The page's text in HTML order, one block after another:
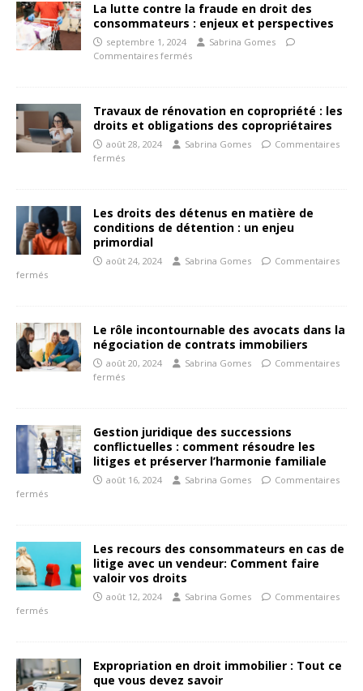
La lutte contre la fraude en droit des
consommateurs : enjeux et perspectives
septembre 1, 2024
Sabrina Gomes
Commentaires fermés
Travaux de rénovation en copropriété : les
droits et obligations des copropriétaires
août 28, 2024 Sabrina Gomes
Commentaires
fermés
Les droits des détenus en matière de
conditions de détention : un enjeu
primordial
août 24, 2024 Sabrina Gomes
Commentaires
fermés
Le rôle incontournable des avocats dans la
négociation de contrats immobiliers
août 20, 2024 Sabrina Gomes
Commentaires
fermés
Gestion juridique des successions
conflictuelles : comment résoudre les
litiges et préserver l’harmonie familiale
août 16, 2024 Sabrina Gomes
Commentaires
fermés
Les recours des consommateurs en cas de
litige avec un vendeur: Comment faire
valoir vos droits
août 12, 2024 Sabrina Gomes
Commentaires
fermés
Expropriation en droit immobilier : Tout ce
que vous devez savoir